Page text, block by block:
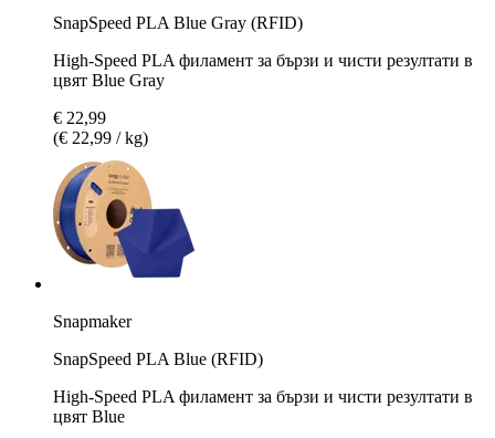
SnapSpeed PLA Blue Gray (RFID)
High-Speed PLA филамент за бързи и чисти резултати в
цвят Blue Gray
€ 22,99
(€ 22,99 / kg)
Snapmaker
SnapSpeed PLA Blue (RFID)
High-Speed PLA филамент за бързи и чисти резултати в
цвят Blue